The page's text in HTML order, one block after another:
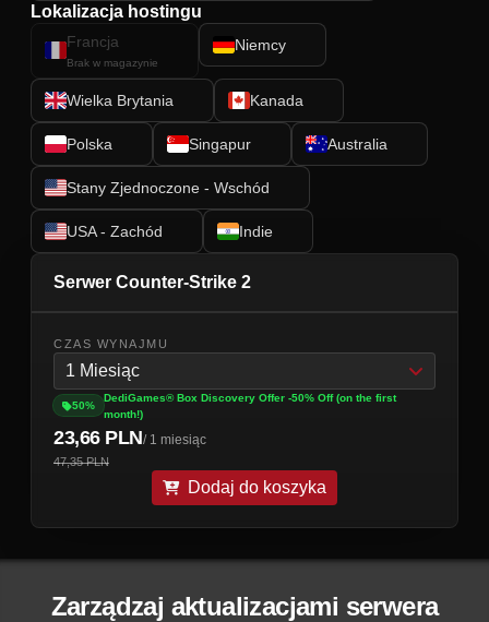
Lokalizacja hostingu
Francja
Brak w magazynie
Niemcy
Wielka Brytania Kanada
Polska Singapur Australia
Stany Zjednoczone - Wschód
USA - Zachód Indie
Serwer Counter-Strike 2
CZAS WYNAJMU
1 Miesiąc
50%
DediGames® Box Discovery Offer -50% Off (on the first
month!)
23,66 PLN/ 1 miesiąc
47,35 PLN
Dodaj do koszyka
Zarządzaj aktualizacjami serwera